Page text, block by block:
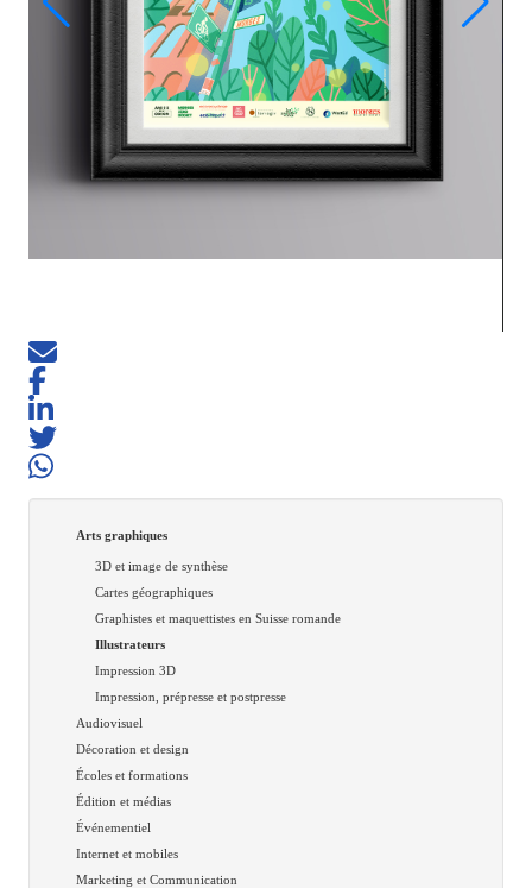
Arts graphiques
3D et image de synthèse
Cartes géographiques
Graphistes et maquettistes en Suisse romande
Illustrateurs
Impression 3D
Impression, prépresse et postpresse
Audiovisuel
Décoration et design
Écoles et formations
Édition et médias
Événementiel
Internet et mobiles
Marketing et Communication